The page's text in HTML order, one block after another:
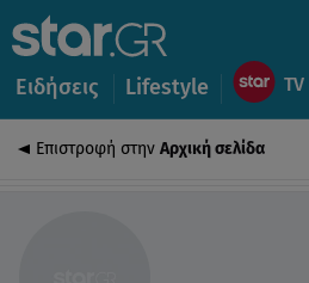
Ειδήσεις Lifestyle
Επιστροφή στην Αρχική σελίδα